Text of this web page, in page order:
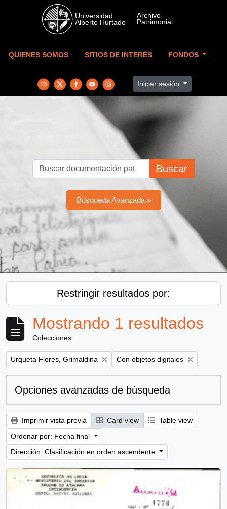
Skip to main content
QUIENES SOMOS SITIOS DE INTERÉS FONDOS
Iniciar sesión
Buscar
Búsqueda Avanzada »
Restringir resultados por:
Mostrando 1 resultados
Colecciones
Remove filter:
Urqueta Flores, Grimaldina Remove filter:
Con objetos digitales
Opciones avanzadas de búsqueda
Imprimir vista previa Card view
Table view
Ordenar por: Fecha final
Dirección: Clasificación en orden ascendente